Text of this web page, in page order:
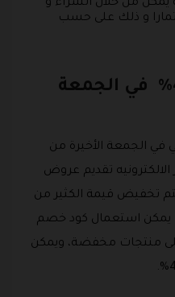
من خلال الشراء و
و ذلك على حسب
كود خصم نمشي 40% في الجمعة
في الجمعة الأخيرة من
تقديم عروض
تخفيض قيمة الكثير من
يمكن استعمال كود خصم
منتجات مخفضة، ويمكن